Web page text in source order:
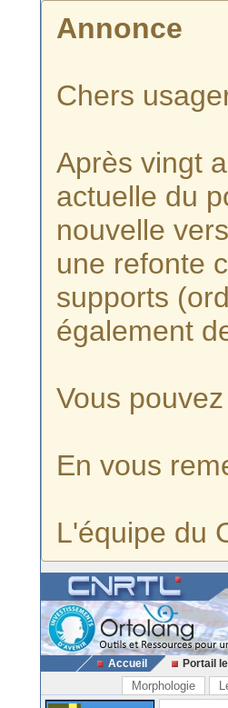
Annonce
Chers
Après vingt
actuelle du
nouvelle
une refonte
supports
également
Vous
En vous
L'équipe du
Accueil Portail
Morphologie